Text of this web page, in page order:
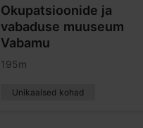
Okupatsioonide ja
vabaduse muuseum
Vabamu
195m
Unikaalsed kohad